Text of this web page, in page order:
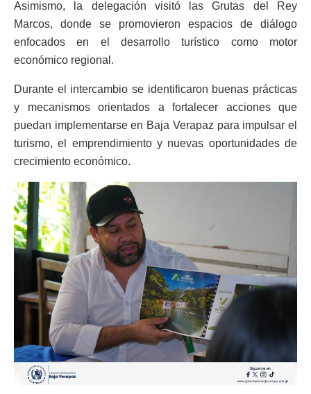
Asimismo, la delegación visitó las Grutas del Rey
Marcos, donde se promovieron espacios de diálogo
enfocados en el desarrollo turístico como motor
económico regional.
Durante el intercambio se identificaron buenas prácticas
y mecanismos orientados a fortalecer acciones que
puedan implementarse en Baja Verapaz para impulsar el
turismo, el emprendimiento y nuevas oportunidades de
crecimiento económico.